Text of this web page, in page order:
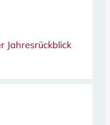
Jahresrückblick